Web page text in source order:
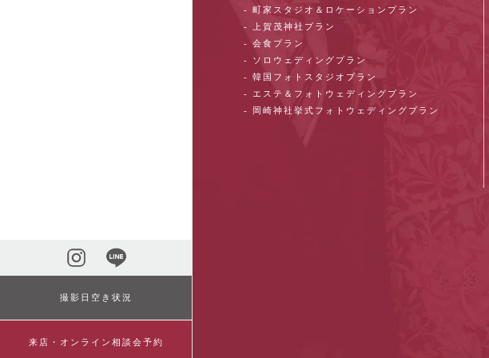
撮影日空き状況
来店・オンライン相談会予約
- 町家スタジオ＆ロケーションプラン
- 上賀茂神社プラン
- 会食プラン
- ソロウェディングプラン
- 韓国フォトスタジオプラン
- エステ＆フォトウェディングプラン
- 岡崎神社挙式フォトウェディングプラン